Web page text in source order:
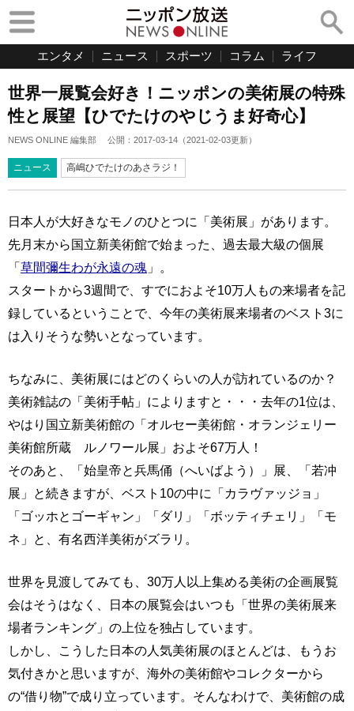
エンタメ ニュース スポーツ コラム ライフ
世界一展覧会好き！ニッポンの美術展の特殊
性と展望【ひでたけのやじうま好奇心】
NEWS ONLINE 編集部 公開： 2017-03-14 （2021-02-03更新）
ニュース 高嶋ひでたけのあさラジ！
日本人が大好きなモノのひとつに「美術展」があります。
先月末から国立新美術館で始まった、過去最大級の個展
「草間彌生わが永遠の魂 」。
スタートから3週間で、すでにおよそ10万人もの来場者を記
録しているということで、今年の美術展来場者のベスト3に
は入りそうな勢いとなっています。
ちなみに、美術展にはどのくらいの人が訪れているのか？
美術雑誌の「美術手帖」によりますと・・・去年の1位は、
やはり国立新美術館の「オルセー美術館・オランジェリー
美術館所蔵 ルノワール展」およそ67万人！
そのあと、「始皇帝と兵馬俑（へいばよう）」展、「若冲
展」と続きますが、ベスト10の中に「カラヴァッジョ」
「ゴッホとゴーギャン」「ダリ」「ボッティチェリ」「モ
ネ」と、有名西洋美術がズラリ。
世界を見渡してみても、30万人以上集める美術の企画展覧
会はそうはなく、日本の展覧会はいつも「世界の美術展来
場者ランキング」の上位を独占しています。
しかし、こうした日本の人気美術展のほとんどは、もうお
気付きかと思いますが、海外の美術館やコレクターから
の“借り物”で成り立っています。そんなわけで、美術館の成